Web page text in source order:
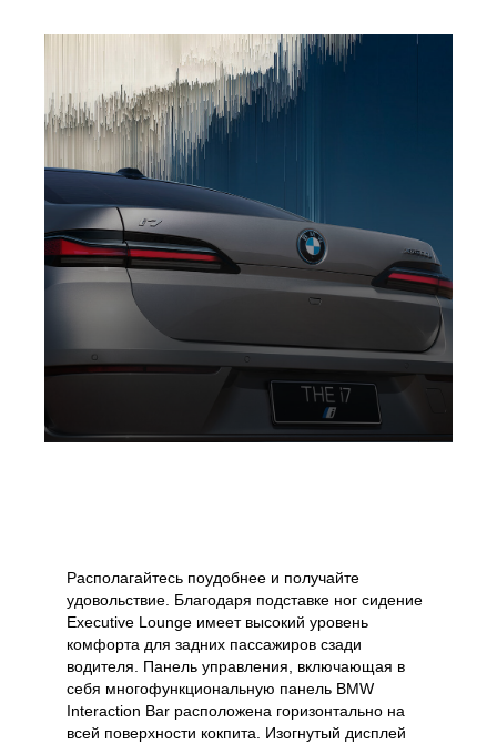
Располагайтесь поудобнее и получайте
удовольствие. Благодаря подставке ног сидение
Executive Lounge имеет высокий уровень
комфорта для задних пассажиров сзади
водителя. Панель управления, включающая в
себя многофункциональную панель BMW
Interaction Bar расположена горизонтально на
всей поверхности кокпита. Изогнутый дисплей